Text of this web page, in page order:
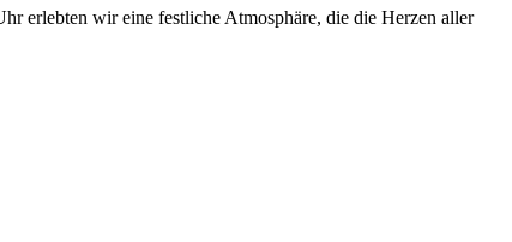
erlebten wir eine festliche Atmosphäre, die die Herzen aller